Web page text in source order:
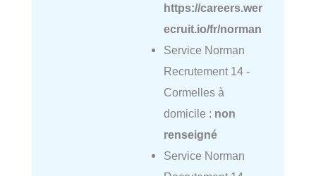
https://careers.wer
ecruit.io/fr/norman
Service Norman
Recrutement 14 -
Cormelles à
domicile : non
renseigné
Service Norman